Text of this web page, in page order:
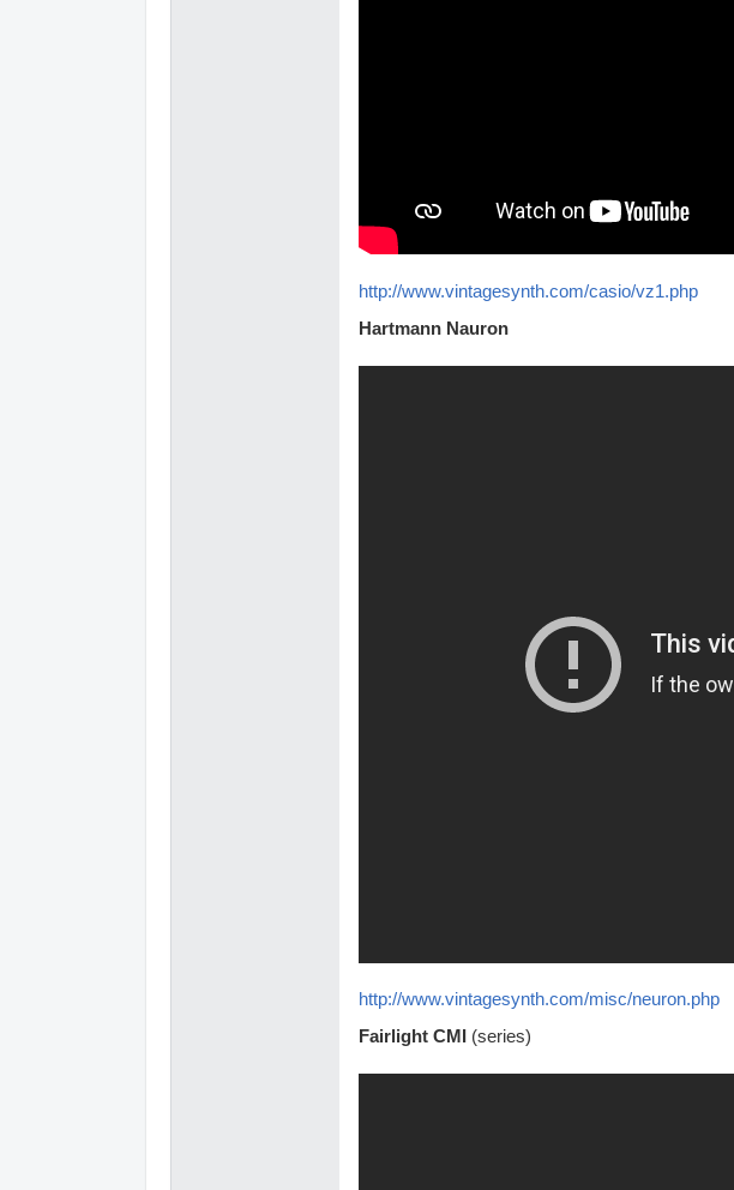
http://www.vintagesynth.com/casio/vz1.php
Hartmann Nauron
http://www.vintagesynth.com/misc/neuron.php
Fairlight CMI
(series)